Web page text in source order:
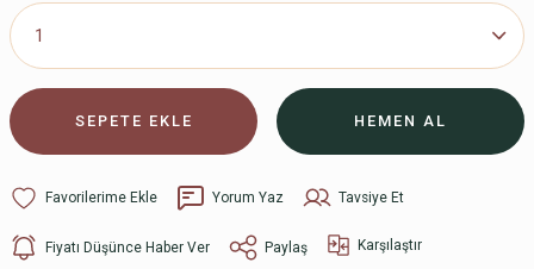
SEPETE EKLE HEMEN AL
Yorum Yaz Tavsiye Et
Fiyatı Düşünce Haber Ver Paylaş Karşılaştır